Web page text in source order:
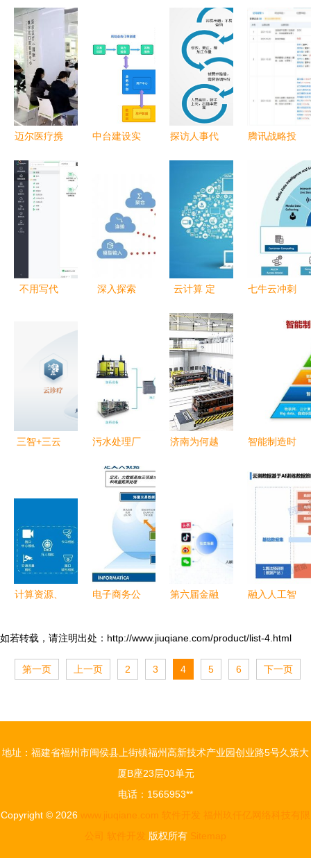
数据治理与
高效软件开
发
技获千万融
资，开启亿
万设备的智
慧连接之路
理全过程大
数据分析服
务系统正式
上线
业营销模式
迈尔医疗携
创始人，共
探牙科新营
销时代的数
中台建设实
搭建业务中
台与数据中
台的8页
PPT详解
探访人事代
动化智能服
务 从人事
代理机器人
到软件开发
腾讯战略投
科技，加速
布局三维数
据处理服务
领域
不用写代
大数据处理
深入探索
领航者与数
云计算 定
数据处理服
务
七牛云冲刺
收近11亿，
三智+三云
场前瞻
污水处理厂
联网远程监
控系统的数
据处理服务
济南为何越
魅力提升
智能制造时
读的软件开
发新思维
计算资源、
享与软件开
发
电子商务公
方式及软件
开发策略
第六届金融
案例大赛报
送案例展
——信飞科
务中台 数
的创新实践
融入人工智
程，云测数
据持续输送
高价值数据
如若转载，请注明出处：http://www.jiuqiane.com/product/list-4.html
第一页 上一页 2 3 4 5 6 下一页
地址：福建省福州市闽侯县上街镇福州高新技术产业园创业路5号久策大
厦B座23层03单元
电话：1565953**
Copyright © 2026 www.jiuqiane.com 软件开发
福州玖仟亿网络科技有限
公司
软件开发 版权所有 Sitemap